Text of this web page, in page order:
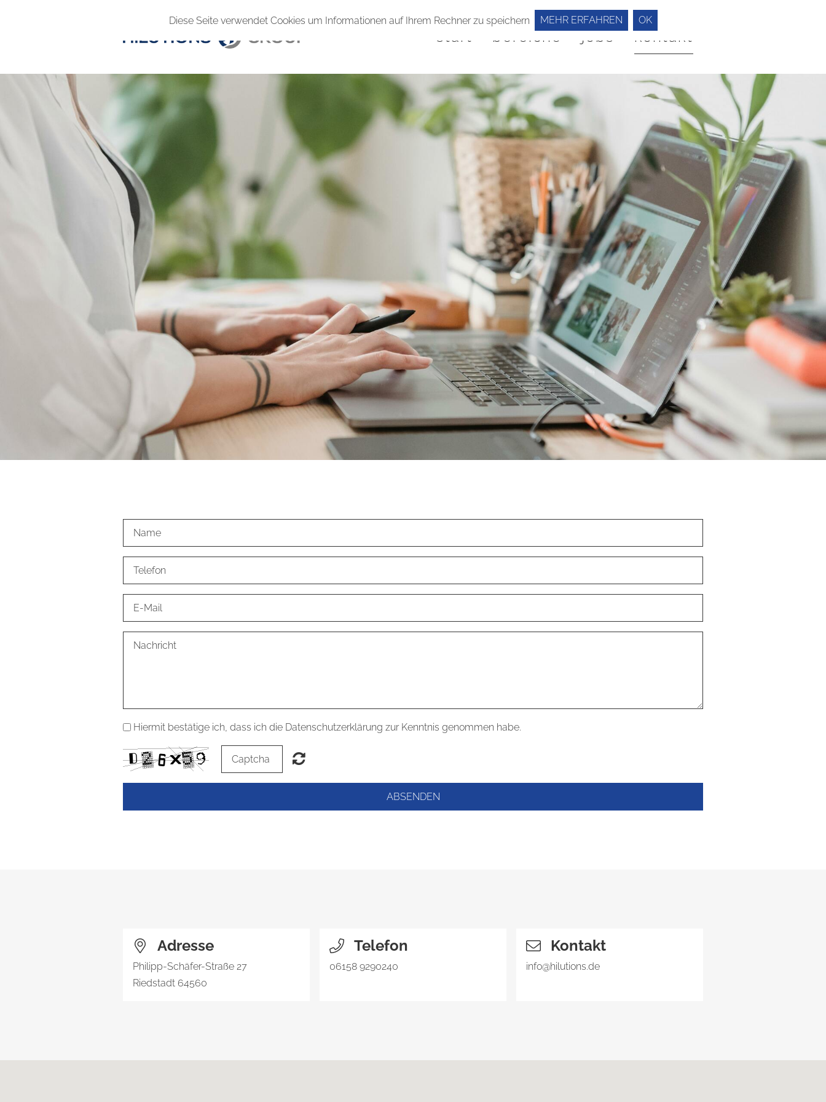
start bereiche jobs kontakt
Diese Seite verwendet Cookies um Informationen auf Ihrem Rechner zu speichern MEHR ERFAHREN OK
Hiermit bestätige ich, dass ich die Datenschutzerklärung zur Kenntnis genommen habe.
ABSENDEN
Adresse
Philipp-Schäfer-Straße 27
Riedstadt 64560
Telefon
06158 9290240
Kontakt
info@hilutions.de